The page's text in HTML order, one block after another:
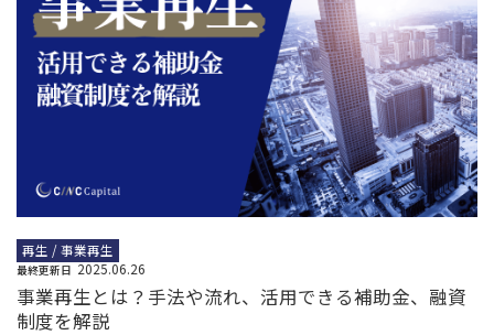
再生 / 事業再生
最終更新日 2025.06.26
事業再生とは？手法や流れ、活用できる補助金、融資
制度を解説